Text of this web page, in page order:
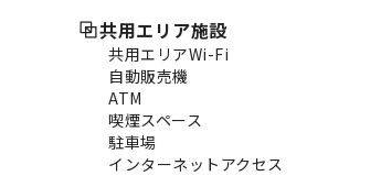
共用エリア施設
共用エリアWi-Fi
自動販売機
ATM
喫煙スペース
駐車場
インターネットアクセス